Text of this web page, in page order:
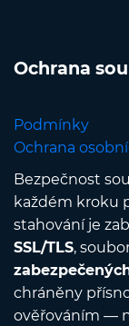
Ochrana
Podmínky
Ochrana
Bezpečnost
každém kroku
stahování je
SSL/TLS,
chráněny
ověřováním —